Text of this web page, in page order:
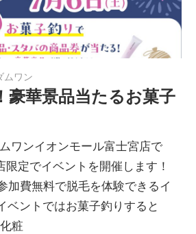
ムワン
豪華景品当たるお菓子
ワンイオンモール富士宮店で
定でイベントを開催します！
加費無料で脱毛を体験できるイ
ベントではお菓子釣りすると
粧